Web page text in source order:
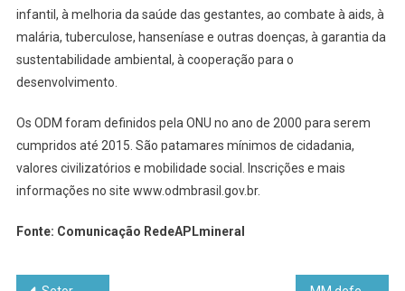
infantil, à melhoria da saúde das gestantes, ao combate à aids, à
malária, tuberculose, hanseníase e outras doenças, à garantia da
sustentabilidade ambiental, à cooperação para o
desenvolvimento.
Os ODM foram definidos pela ONU no ano de 2000 para serem
cumpridos até 2015. São patamares mínimos de cidadania,
valores civilizatórios e mobilidade social. Inscrições e mais
informações no site www.odmbrasil.gov.br.
Fonte: Comunicação RedeAPLmineral